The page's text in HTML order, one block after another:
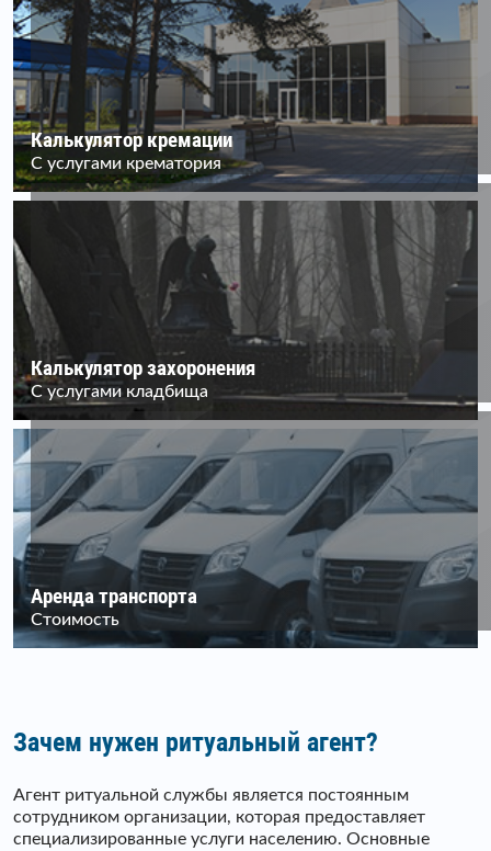
Калькулятор кремации
С услугами крематория
Калькулятор захоронения
С услугами кладбища
Аренда транспорта
Стоимость
Зачем нужен ритуальный агент?
Агент ритуальной службы является постоянным
сотрудником организации, которая предоставляет
специализированные услуги населению. Основные